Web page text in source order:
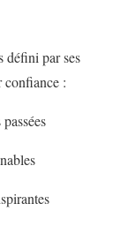
défini par ses
confiance :